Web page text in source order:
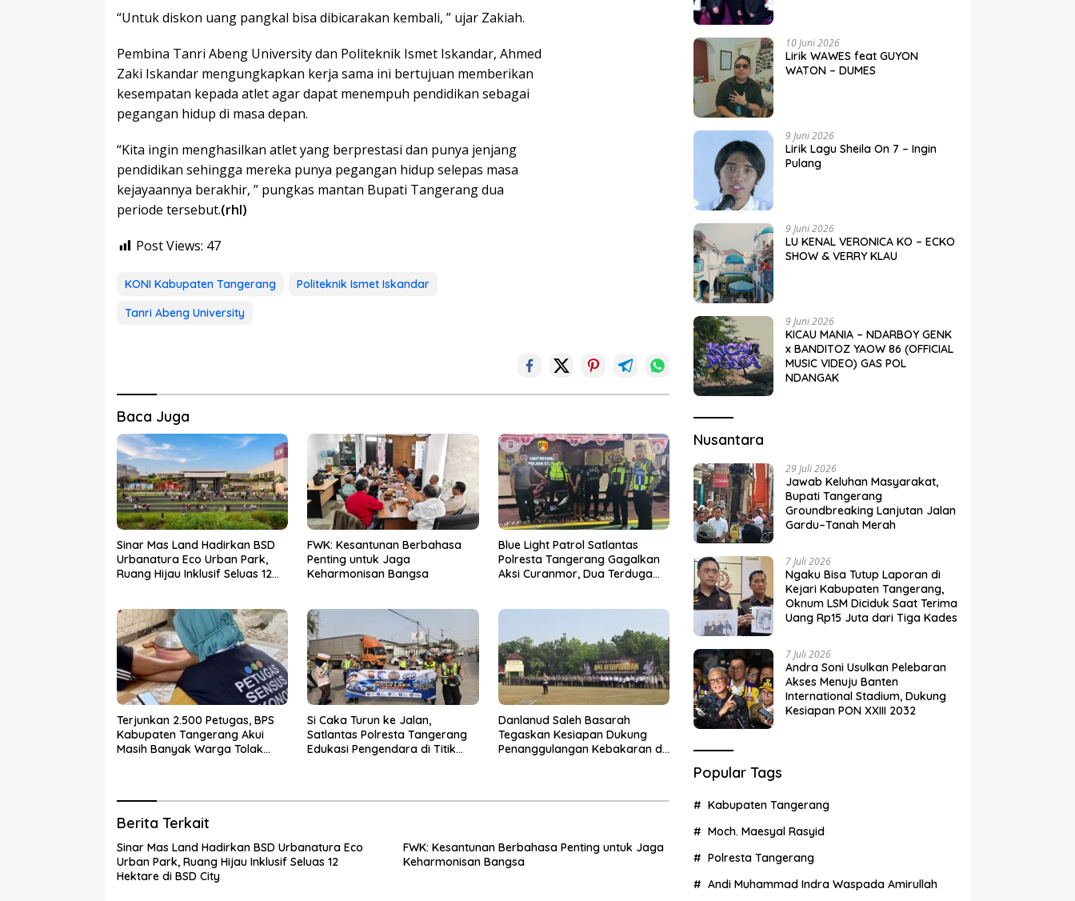
“Untuk diskon uang pangkal bisa dibicarakan kembali, ” ujar Zakiah.
Pembina Tanri Abeng University dan Politeknik Ismet Iskandar, Ahmed
Zaki Iskandar mengungkapkan kerja sama ini bertujuan memberikan
kesempatan kepada atlet agar dapat menempuh pendidikan sebagai
pegangan hidup di masa depan.
“Kita ingin menghasilkan atlet yang berprestasi dan punya jenjang
pendidikan sehingga mereka punya pegangan hidup selepas masa
kejayaannya berakhir, ” pungkas mantan Bupati Tangerang dua
periode tersebut.(rhl)
Post Views: 47
KONI Kabupaten Tangerang
Politeknik Ismet Iskandar
Tanri Abeng University
Baca Juga
Sinar Mas Land Hadirkan BSD
Urbanatura Eco Urban Park,
Ruang Hijau Inklusif Seluas 12
FWK: Kesantunan Berbahasa
Penting untuk Jaga
Keharmonisan Bangsa
Blue Light Patrol Satlantas
Polresta Tangerang Gagalkan
Aksi Curanmor, Dua Terduga
Terjunkan 2.500 Petugas, BPS
Kabupaten Tangerang Akui
Masih Banyak Warga Tolak
Si Caka Turun ke Jalan,
Satlantas Polresta Tangerang
Edukasi Pengendara di Titik
Danlanud Saleh Basarah
Tegaskan Kesiapan Dukung
Penanggulangan Kebakaran di
Berita Terkait
Sinar Mas Land Hadirkan BSD Urbanatura Eco
Urban Park, Ruang Hijau Inklusif Seluas 12
Hektare di BSD City
FWK: Kesantunan Berbahasa Penting untuk Jaga
Keharmonisan Bangsa
10 Juni 2026
Lirik WAWES feat GUYON
WATON – DUMES
9 Juni 2026
Lirik Lagu Sheila On 7 – Ingin
Pulang
9 Juni 2026
LU KENAL VERONICA KO – ECKO
SHOW & VERRY KLAU
9 Juni 2026
KICAU MANIA – NDARBOY GENK
x BANDITOZ YAOW 86 (OFFICIAL
MUSIC VIDEO) GAS POL
NDANGAK
Nusantara
29 Juli 2026
Jawab Keluhan Masyarakat,
Bupati Tangerang
Groundbreaking Lanjutan Jalan
Gardu–Tanah Merah
7 Juli 2026
Ngaku Bisa Tutup Laporan di
Kejari Kabupaten Tangerang,
Oknum LSM Diciduk Saat Terima
Uang Rp15 Juta dari Tiga Kades
7 Juli 2026
Andra Soni Usulkan Pelebaran
Akses Menuju Banten
International Stadium, Dukung
Kesiapan PON XXIII 2032
Popular Tags
Kabupaten Tangerang
Moch. Maesyal Rasyid
Polresta Tangerang
Andi Muhammad Indra Waspada Amirullah